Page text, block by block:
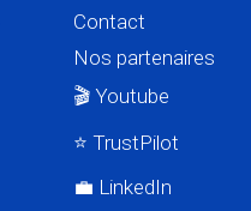
Contact
Nos partenaires
🎬 Youtube
⭐ TrustPilot
💼 LinkedIn